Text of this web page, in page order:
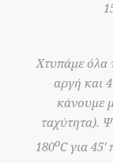
Χτυπάμε όλα
αργή και
κάνουμε
ταχύτητα).
180oC για 45'